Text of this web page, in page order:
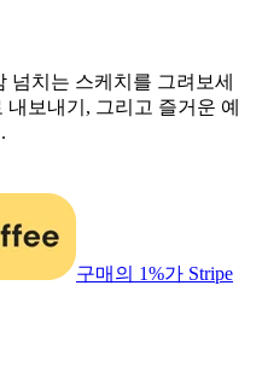
넘치는 스케치를 그려보세
보내기, 그리고 즐거운 예
구매의 1%가 Stripe